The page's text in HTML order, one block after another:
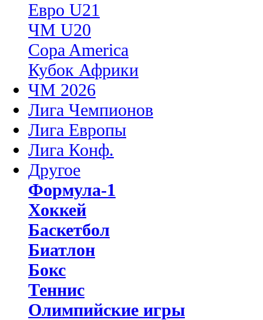
Евро U21
ЧМ U20
Copa America
Кубок Африки
ЧМ 2026
Лига Чемпионов
Лига Европы
Лига Конф.
Другое
Формула-1
Хоккей
Баскетбол
Биатлон
Бокс
Теннис
Олимпийские игры